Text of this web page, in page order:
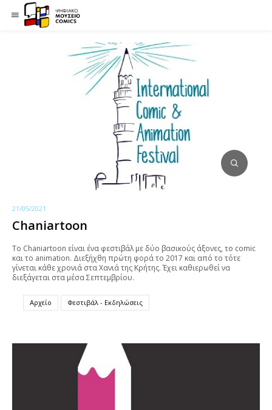
21/05/2021
Chaniartoon
To Chaniartoon είναι ένα φεστιβάλ με δύο βασικούς άξονες, το comic
και το animation. Διεξήχθη πρώτη φορά το 2017 και από το τότε
γίνεται κάθε χρονιά στα Χανιά της Κρήτης. Έχει καθιερωθεί να
διεξάγεται στα μέσα Σεπτεμβρίου.
Αρχείο Φεστιβάλ - Εκδηλώσεις